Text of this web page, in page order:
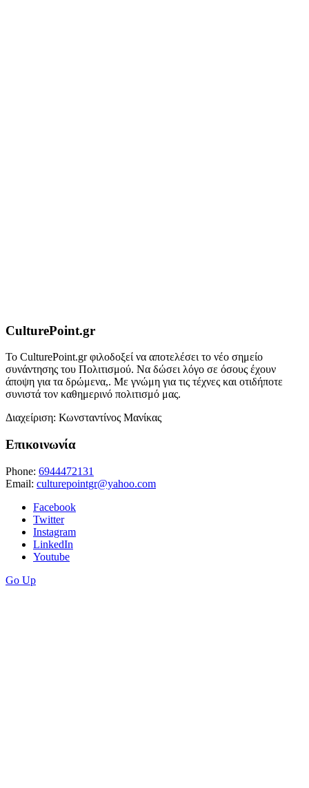
CulturePoint.gr
Το CulturePoint.gr φιλοδοξεί να αποτελέσει το νέο σημείο
συνάντησης του Πολιτισμού. Να δώσει λόγο σε όσους έχουν
άποψη για τα δρώμενα,. Με γνώμη για τις τέχνες και οτιδήποτε
συνιστά τον καθημερινό πολιτισμό μας.
Διαχείριση: Κωνσταντίνος Μανίκας
Επικοινωνία
Phone: 6944472131
Email: culturepointgr@yahoo.com
Facebook
Twitter
Instagram
LinkedIn
Youtube
Go Up